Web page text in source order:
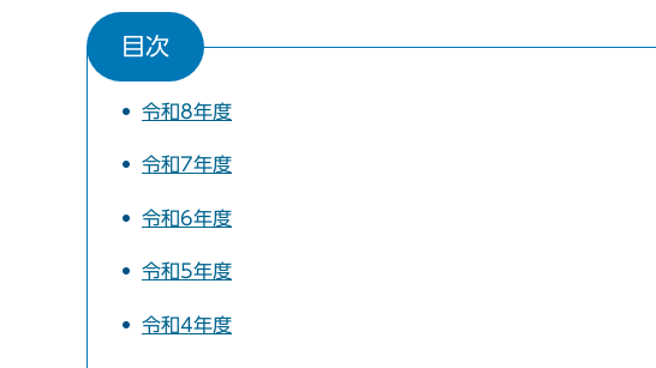
目次
令和8年度
令和7年度
令和6年度
令和5年度
令和4年度